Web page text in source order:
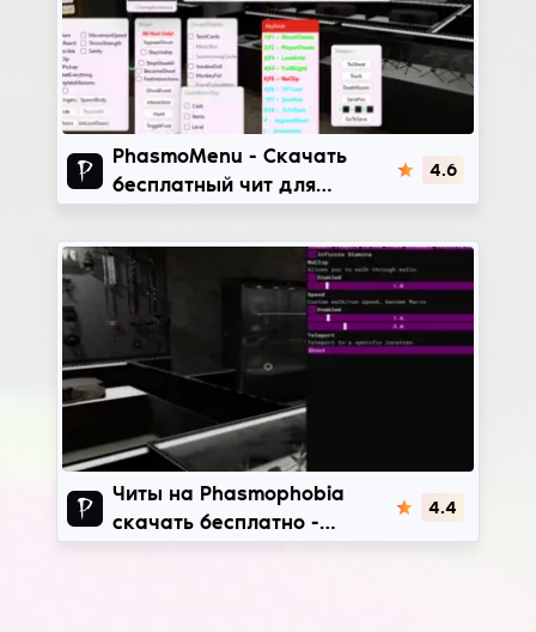
PhasmoMenu
PhasmoMenu - Скачать
бесплатный чит для
4.6
Asthmaphobia
Читы на Phasmophobia
скачать бесплатно -
Asthmaphobia
4.4